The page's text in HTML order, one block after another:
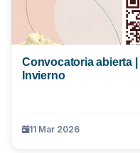
Convocatoria abierta
Invierno
11 Mar 2026